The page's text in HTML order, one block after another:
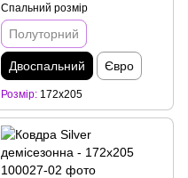
Спальний розмір
Полуторний
Двоспальний Євро
Розмір 172x205